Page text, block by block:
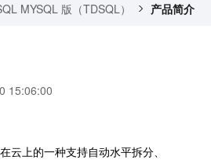
MYSQL 版（TDSQL） 产品简介
15:06:00
云上的一种支持自动水平拆分、